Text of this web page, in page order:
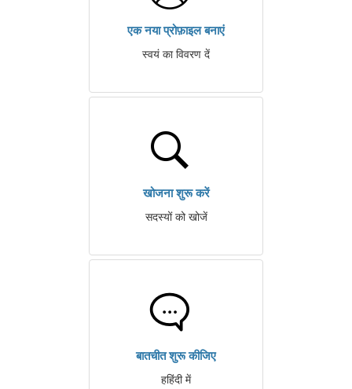
एक नया प्रोफ़ाइल बनाएं
स्वयं का विवरण दें
खोजना शुरू करें
सदस्यों को खोजें
बातचीत शुरू कीजिए
हहिंदी में